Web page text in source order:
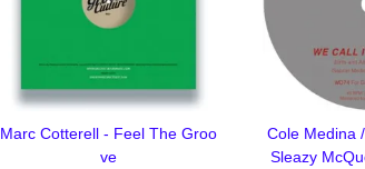
Marc Cotterell - Feel The Groo
ve
Cole Medina
Sleazy